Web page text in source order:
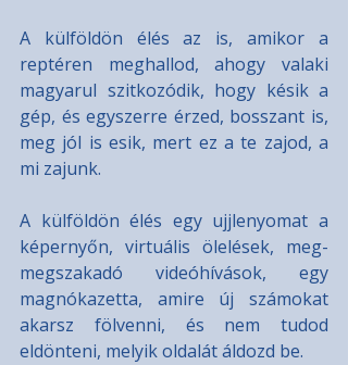
A külföldön élés az is, amikor a
reptéren meghallod, ahogy valaki
magyarul szitkozódik, hogy késik a
gép, és egyszerre érzed, bosszant is,
meg jól is esik, mert ez a te zajod, a
mi zajunk.
A külföldön élés egy ujjlenyomat a
képernyőn, virtuális ölelések, meg-
megszakadó videóhívások, egy
magnókazetta, amire új számokat
akarsz fölvenni, és nem tudod
eldönteni, melyik oldalát áldozd be.